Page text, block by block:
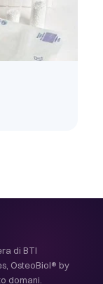
di BTI
OsteoBiol® by
domani.